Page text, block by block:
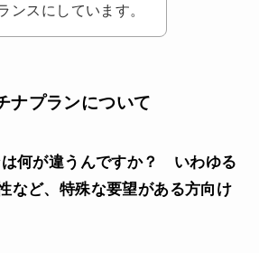
ンスにしています。
ナプランについて
何が違うんですか？ いわゆる
など、特殊な要望がある方向け